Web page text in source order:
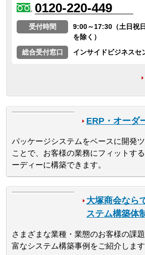
0120-220-449
受付時間
9:00～17:30（土日祝
を除く）
総合受付窓口
インサイドビジネスセ
ERP・オーダ
パッケージシステムをベースに開発
ことで、お客様の業務にフィットす
ーディーに構築できます。
大塚商会なら
ステム構築体
さまざまな業種・業態のお客様の課
富なシステム構築事例をご紹介します